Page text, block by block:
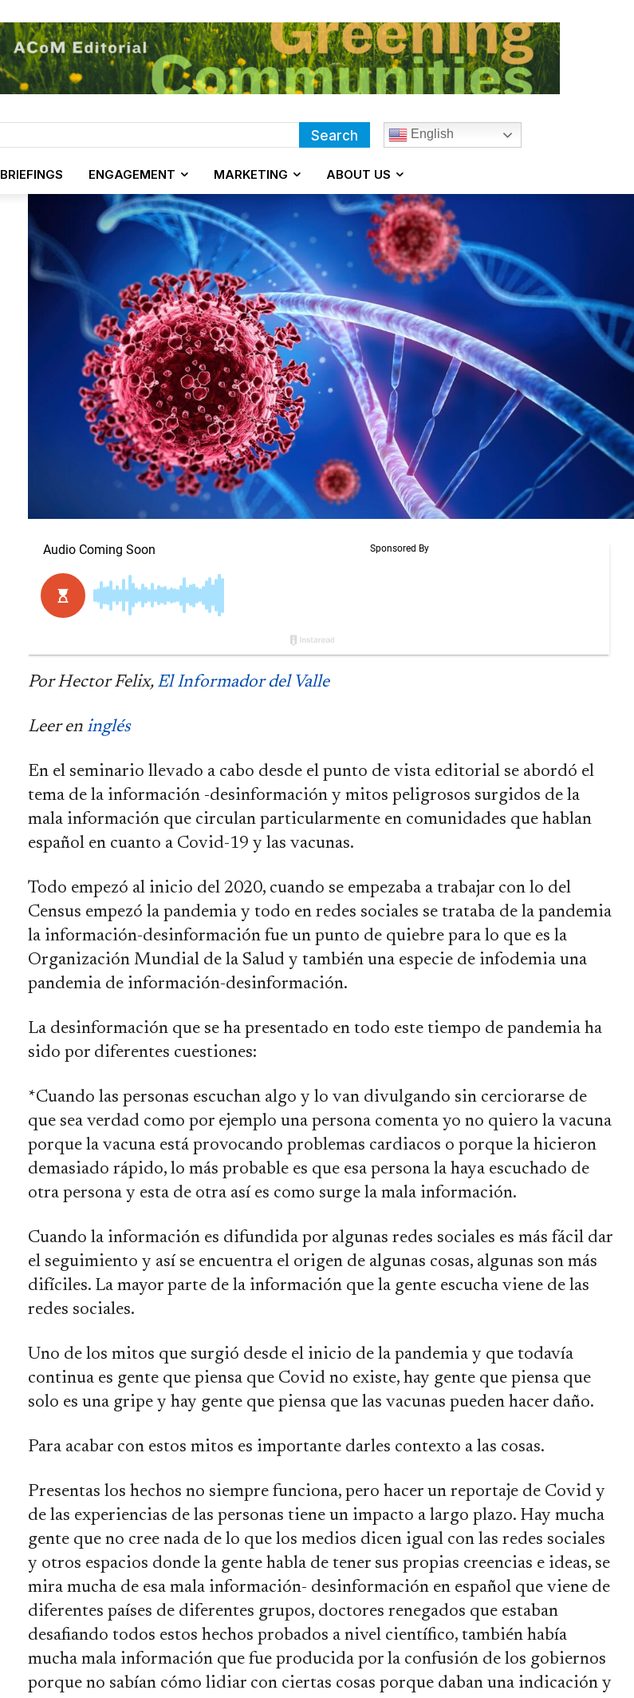
Search English
BRIEFINGS ENGAGEMENT MARKETING ABOUT US
Por Hector Felix, El Informador del Valle
Leer en inglés
En el seminario llevado a cabo desde el punto de vista editorial se abordó el
tema de la información -desinformación y mitos peligrosos surgidos de la
mala información que circulan particularmente en comunidades que hablan
español en cuanto a Covid-19 y las vacunas.
Todo empezó al inicio del 2020, cuando se empezaba a trabajar con lo del
Census empezó la pandemia y todo en redes sociales se trataba de la pandemia
la información-desinformación fue un punto de quiebre para lo que es la
Organización Mundial de la Salud y también una especie de infodemia una
pandemia de información-desinformación.
La desinformación que se ha presentado en todo este tiempo de pandemia ha
sido por diferentes cuestiones:
*Cuando las personas escuchan algo y lo van divulgando sin cerciorarse de
que sea verdad como por ejemplo una persona comenta yo no quiero la vacuna
porque la vacuna está provocando problemas cardiacos o porque la hicieron
demasiado rápido, lo más probable es que esa persona la haya escuchado de
otra persona y esta de otra así es como surge la mala información.
Cuando la información es difundida por algunas redes sociales es más fácil dar
el seguimiento y así se encuentra el origen de algunas cosas, algunas son más
difíciles. La mayor parte de la información que la gente escucha viene de las
redes sociales.
Uno de los mitos que surgió desde el inicio de la pandemia y que todavía
continua es gente que piensa que Covid no existe, hay gente que piensa que
solo es una gripe y hay gente que piensa que las vacunas pueden hacer daño.
Para acabar con estos mitos es importante darles contexto a las cosas.
Presentas los hechos no siempre funciona, pero hacer un reportaje de Covid y
de las experiencias de las personas tiene un impacto a largo plazo. Hay mucha
gente que no cree nada de lo que los medios dicen igual con las redes sociales
y otros espacios donde la gente habla de tener sus propias creencias e ideas, se
mira mucha de esa mala información- desinformación en español que viene de
diferentes países de diferentes grupos, doctores renegados que estaban
desafiando todos estos hechos probados a nivel científico, también había
mucha mala información que fue producida por la confusión de los gobiernos
porque no sabían cómo lidiar con ciertas cosas porque daban una indicación y